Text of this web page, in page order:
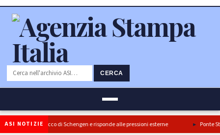
CERCA
ASI NOTIZIE
il blocco di Schengen e risponde alle pressioni esterne Ponte